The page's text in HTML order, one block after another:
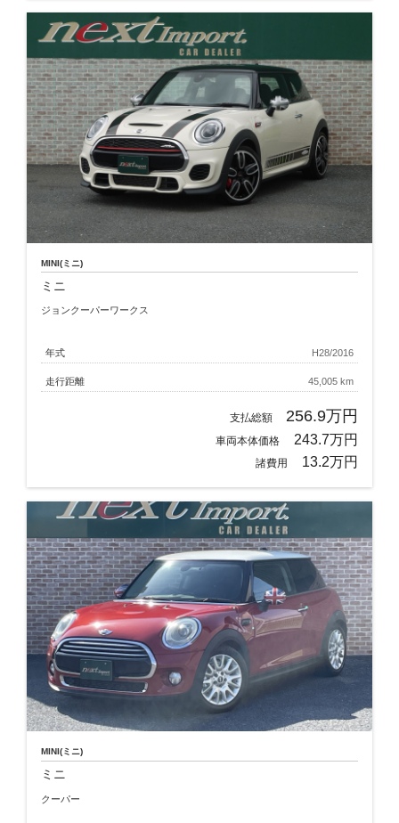
MINI(ミニ)
ミニ
ジョンクーパーワークス
年式 H28/2016
走行距離 45,005 km
支払総額 256.9万円
車両本体価格 243.7万円
諸費用 13.2万円
MINI(ミニ)
ミニ
クーパー